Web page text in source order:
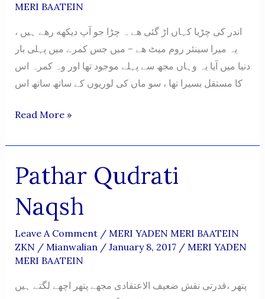
MERI BAATEIN
اندر کی چڑیا کہاں اڑ گئی هے ہ چڑا جو آپ دیکهه رهے ہیں ،
یہ میرا سینئر روم میٹ هے – میں جس کمرے میں پہلی بار
دنیا میں آیا یہ وہاں مجھ سے پہلے موجود تھا اور وہ کمرہ اس
کا مستقل بسیرا تھا ، سو ماں کی لوریوں کے ساتھ ساتھ اس
Andar
Chirya
Read More »
Pathar Qudrati
Naqsh
Leave A Comment / MERI YADEN MERI BAATEIN
ZKN / Mianwalian / January 8, 2017 / MERI YADEN
MERI BAATEIN
پتھر ،قدرتی نقش ضعیف الاعتقادی مجھے پتھر اچھے لگتے ہیں